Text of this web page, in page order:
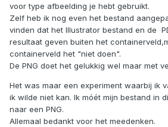
voor type afbeelding je hebt gebruikt.
Zelf heb ik nog even het bestand
vinden dat het Illustrator bestand en de
resultaat geven buiten het
containerveld het "niet doen".
De PNG doet het gelukkig wel maar met
Het was maar een experiment waarbij ik
ik wilde niet kan. Ik móét mijn bestand in
naar een PNG.
Allemaal bedankt voor het meedenken.